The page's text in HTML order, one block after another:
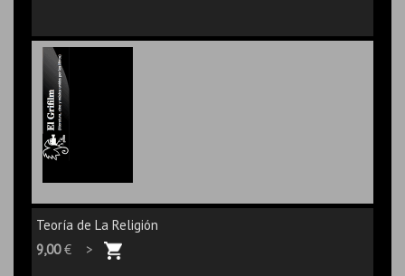
Teoría de La Religión
9,00€ >